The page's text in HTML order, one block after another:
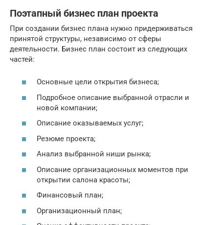
Поэтапный бизнес план проекта
При создании бизнес плана нужно придерживаться
принятой структуры, независимо от сферы
деятельности. Бизнес план состоит из следующих
частей:
Основные цели открытия бизнеса;
Подробное описание выбранной отрасли и
новой компании;
Описание оказываемых услуг;
Резюме проекта;
Анализ выбранной ниши рынка;
Описание организационных моментов при
открытии салона красоты;
Финансовый план;
Организационный план;